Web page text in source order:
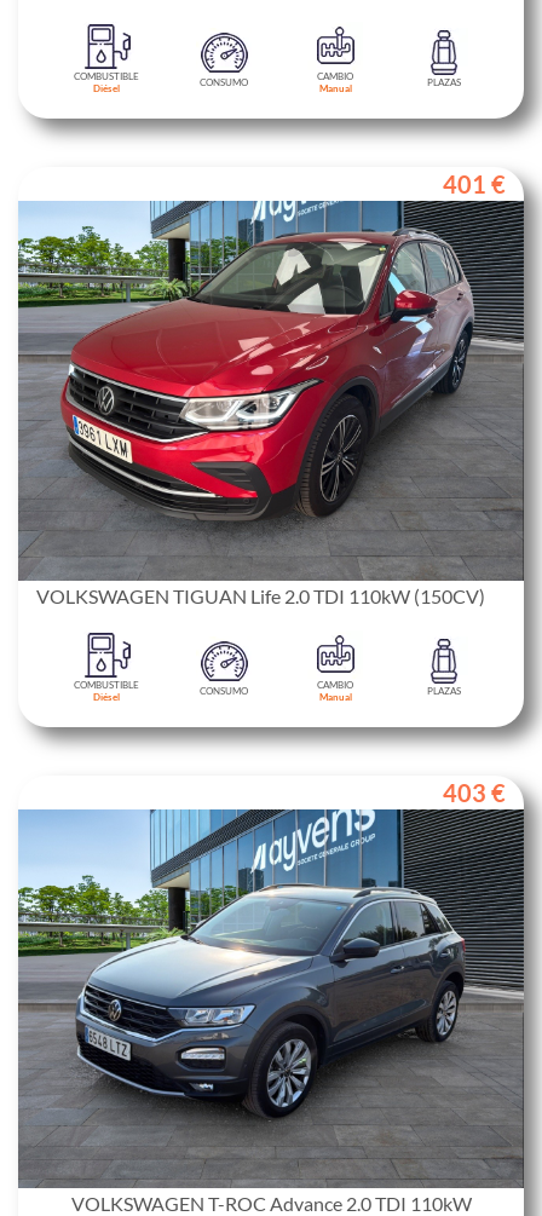
COMBUSTIBLE
Diésel
CONSUMO
CAMBIO
Manual
PLAZAS
401 €
VOLKSWAGEN TIGUAN Life 2.0 TDI 110kW (150CV)
COMBUSTIBLE
Diésel
CONSUMO
CAMBIO
Manual
PLAZAS
403 €
VOLKSWAGEN T-ROC Advance 2.0 TDI 110kW